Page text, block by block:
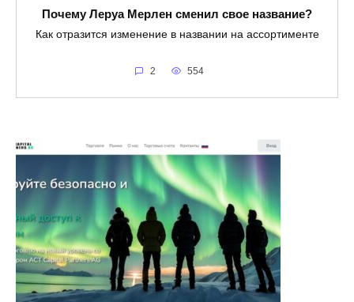
Почему Леруа Мерлен сменил свое название?
Как отразится изменение в названии на ассортименте
2 554